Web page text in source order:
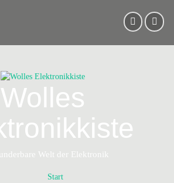
Wolles
Welt der Elektronik
Start